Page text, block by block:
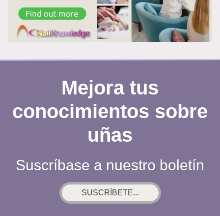
LAS
UÑAS
Mejora tus
conocimientos sobre
uñas
Suscríbase a nuestro boletín
SUSCRÍBETE...